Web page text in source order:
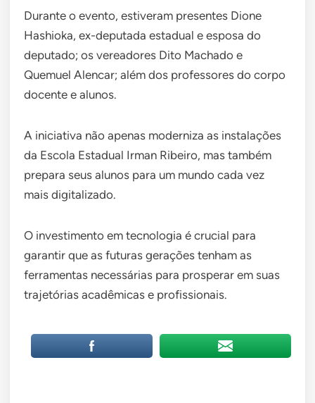
Durante o evento, estiveram presentes Dione
Hashioka, ex-deputada estadual e esposa do
deputado; os vereadores Dito Machado e
Quemuel Alencar; além dos professores do corpo
docente e alunos.
A iniciativa não apenas moderniza as instalações
da Escola Estadual Irman Ribeiro, mas também
prepara seus alunos para um mundo cada vez
mais digitalizado.
O investimento em tecnologia é crucial para
garantir que as futuras gerações tenham as
ferramentas necessárias para prosperar em suas
trajetórias acadêmicas e profissionais.